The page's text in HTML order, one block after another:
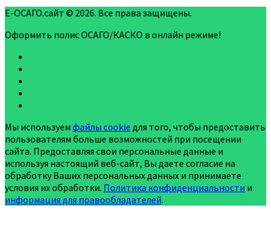
Е-ОСАГО.сайт © 2026. Все права защищены.
Оформить полис ОСАГО/КАСКО в онлайн режиме!
Мы используем файлы cookie для того, чтобы предоставить
пользователям больше возможностей при посещении
сайта. Предоставляя свои персональные данные и
используя настоящий веб-сайт, Вы даете согласие на
обработку Ваших персональных данных и принимаете
условия их обработки. Политика конфиденциальности и
информация для правообладателей.